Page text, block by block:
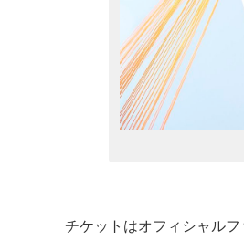
チケットはオフィシャル